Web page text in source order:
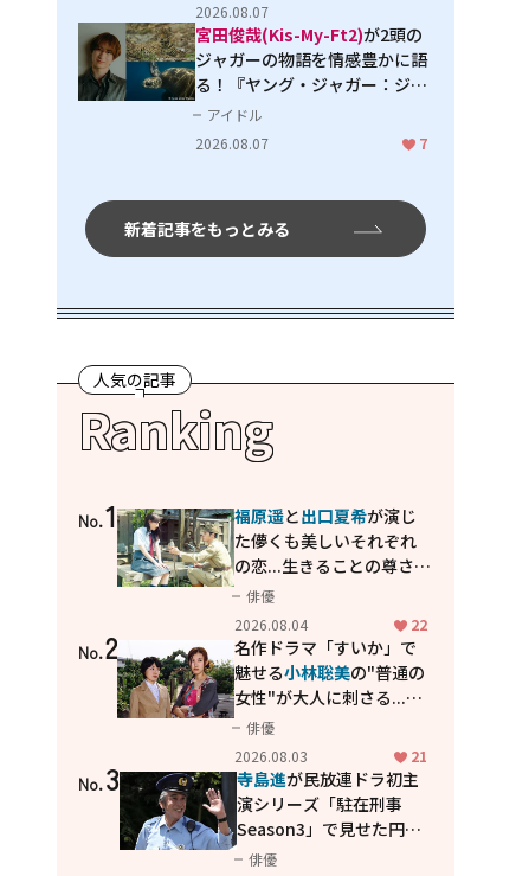
2026.08.07
宮田俊哉(Kis-My-Ft2)が2頭の
ジャガーの物語を情感豊かに語
る！『ヤング・ジャガー：ジャ
ングル王への道』『ジャガーと
ウミガメの物語：熱帯林の守護
アイドル
2026.08.07
7
新着記事をもっとみる
人気の記事
Ranking
No.1 福原遥と出口夏希が演じ
た儚くも美しいそれぞれ
の恋...生きることの尊さを
教えてくれた映画「あの
花が咲く丘で、君とまた出
会えたら。」
俳優
2026.08.04
22
No.2
名作ドラマ「すいか」で
魅せる小林聡美の"普通の
女性"が大人に刺さる...映
画「かもめ食堂」にも通
じる静かな芝居
俳優
2026.08.03
21
No.3 寺島進が民放連ドラ初主
演シリーズ「駐在刑事
Season3」で見せた円熟
の演技
俳優